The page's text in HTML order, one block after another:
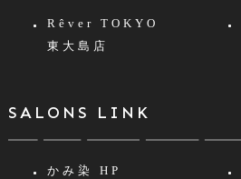
Rêver TOKYO
東大島店
SALONS LINK
かみ染 HP